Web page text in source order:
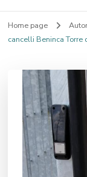
Home page
cancelli Beninca Torre